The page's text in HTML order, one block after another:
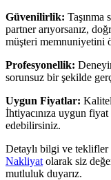
Güvenilirlik: Taşınma
partner arıyorsanız,
müşteri memnuniyetini
Profesyonellik:
sorunsuz bir şekilde
Uygun Fiyatlar:
İhtiyacınıza uygun
edebilirsiniz.
Detaylı bilgi ve
Nakliyat olarak siz
mutluluk duyarız.